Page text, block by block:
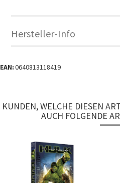
Hersteller-Info
EAN:0640813118419
KUNDEN, WELCHE DIESEN
AUCH FOLGENDE